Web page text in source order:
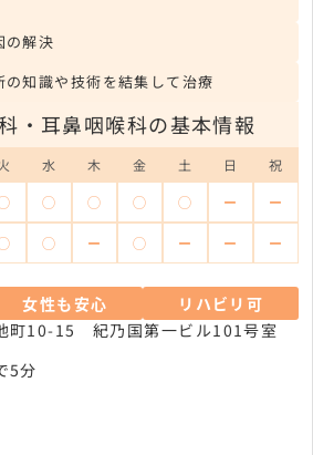
の解決
知識や技術を結集して治療
・耳鼻咽喉科の基本情報
水 木 金 土 日 祝
◯ ◯ ◯ ◯ ー ー
◯ ー ◯ ー ー ー
女性も安心
リハビリ可
町10-15 紀乃国第一ビル101号室
5分